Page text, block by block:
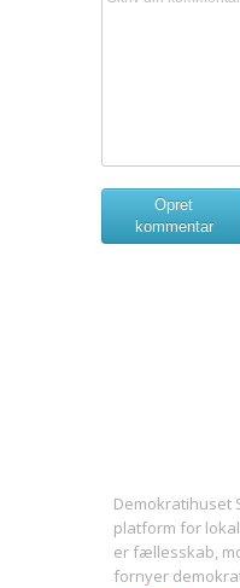
Opret
kommentar
Demokratihuset
platform for
er fællesskab,
fornyer